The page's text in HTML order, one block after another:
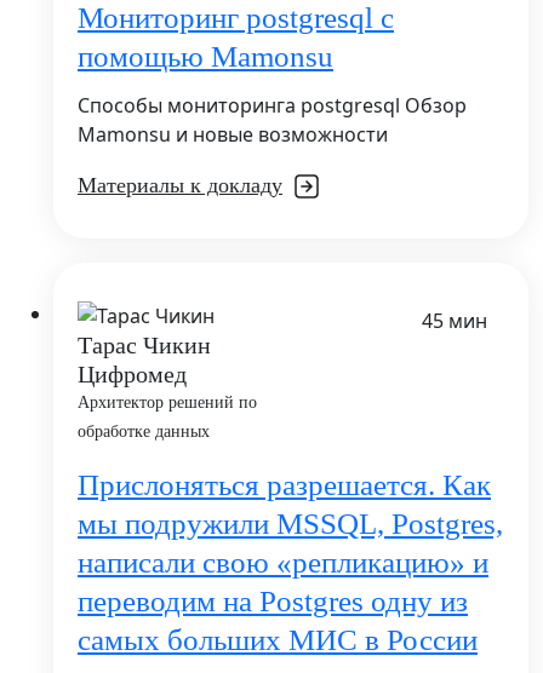
Мониторинг postgresql с
помощью Mamonsu
Способы мониторинга postgresql Обзор
Mamonsu и новые возможности
Материалы к докладу
Тарас Чикин
Цифромед
Архитектор решений по
обработке данных
45 мин
Прислоняться разрешается. Как
мы подружили MSSQL, Postgres,
написали свою «репликацию» и
переводим на Postgres одну из
самых больших МИС в России